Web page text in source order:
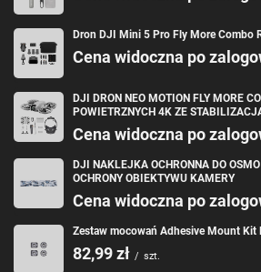
Dron DJI Mini 5 Pro Fly More Combo
Cena widoczna po
DJI DRON NEO MOTION FLY MORE
POWIETRZNYCH 4K ZE
Cena widoczna po
DJI NAKLEJKA OCHRONNA DO
OCHRONY OBIEKTYWU KAMERY
Cena widoczna po
Zestaw mocowań Adhesive Mount Kit
82,99 zł / szt.